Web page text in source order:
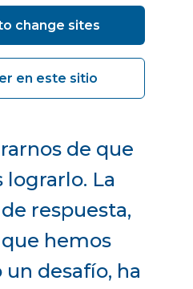
nos ha
ayuda,
con nuestros
de que
lograrlo. La
respuesta,
hemos
desafío, ha
change sites
en este sitio